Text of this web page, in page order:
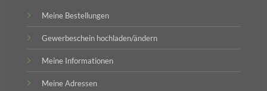
Meine Bestellungen
Gewerbeschein hochladen/ändern
Meine Informationen
Meine Adressen